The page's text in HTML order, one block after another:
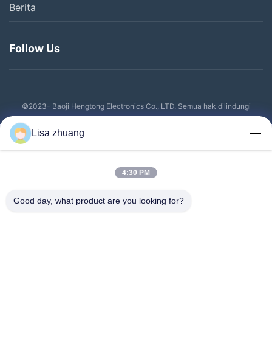
Berita
Follow Us
©2023- Baoji Hengtong Electronics Co., LTD. Semua hak dilindungi
Lisa zhuang
4:30 PM
Good day, what product are you looking for?